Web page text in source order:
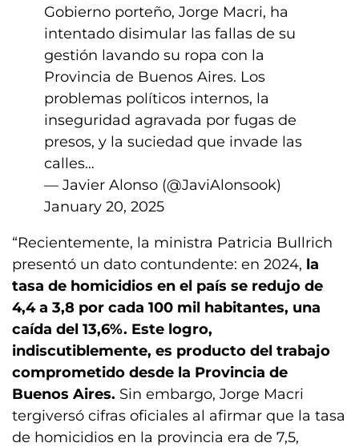
Gobierno porteño, Jorge Macri, ha
intentado disimular las fallas de su
gestión lavando su ropa con la
Provincia de Buenos Aires. Los
problemas políticos internos, la
inseguridad agravada por fugas de
presos, y la suciedad que invade las
calles…
— Javier Alonso (@JaviAlonsook)
January 20, 2025
“Recientemente, la ministra Patricia Bullrich
presentó un dato contundente: en 2024, la
tasa de homicidios en el país se redujo de
4,4 a 3,8 por cada 100 mil habitantes, una
caída del 13,6%. Este logro,
indiscutiblemente, es producto del trabajo
comprometido desde la Provincia de
Buenos Aires. Sin embargo, Jorge Macri
tergiversó cifras oficiales al afirmar que la tasa
de homicidios en la provincia era de 7,5,